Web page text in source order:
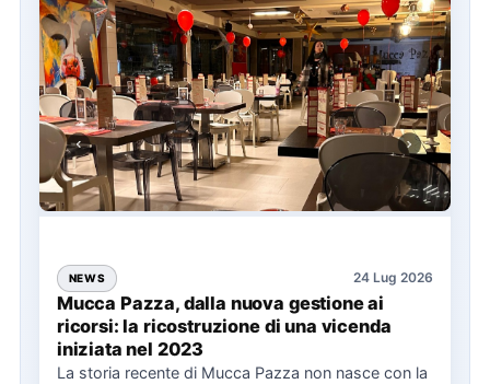
NEWS 24 Lug 2026
Mucca Pazza, dalla nuova gestione ai
ricorsi: la ricostruzione di una vicenda
iniziata nel 2023
La storia recente di Mucca Pazza non nasce con la